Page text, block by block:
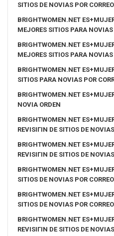
SITIOS DE NOVIAS POR CORREO
BRIGHTWOMEN.NET
MEJORES SITIOS PARA NOVIAS
BRIGHTWOMEN.NET
MEJORES SITIOS PARA NOVIAS
BRIGHTWOMEN.NET
SITIOS PARA NOVIAS POR
BRIGHTWOMEN.NET
NOVIA ORDEN
BRIGHTWOMEN.NET
REVISIГІN DE SITIOS DE
BRIGHTWOMEN.NET
REVISIГІN DE SITIOS DE
BRIGHTWOMEN.NET
SITIOS DE NOVIAS POR CORREO
BRIGHTWOMEN.NET
SITIOS DE NOVIAS POR CORREO
BRIGHTWOMEN.NET
REVISIГІN DE SITIOS DE